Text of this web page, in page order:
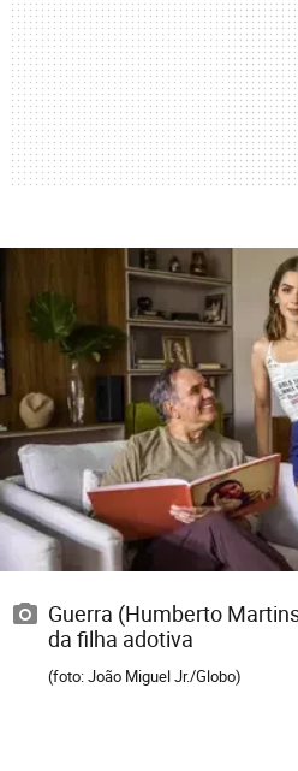
Guerra (Humberto
da filha adotiva
(foto: João Miguel Jr./Globo)